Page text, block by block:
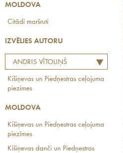
MOLDOVA
Citādi maršruti
IZVĒLIES AUTORU
ANDRIS VĪTOLIŅŠ
Kišiņevas un Piedņestras ceļojuma
piezīmes
MOLDOVA
Kišiņevas un Piedņestras ceļojuma
piezīmes
Kišiņevas danči un Piedņestras